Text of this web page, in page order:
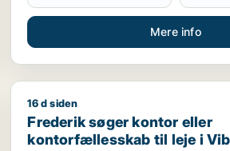
Mere info
eller garage til leje i Århus
Frederik søger kontor eller
16 d siden
Frederik søger kontor eller
kontorfællesskab til leje i